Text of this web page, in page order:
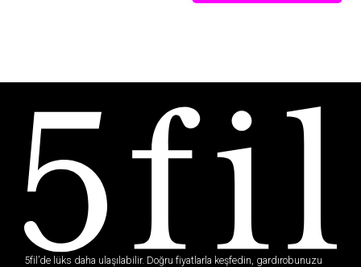
5fil’de lüks daha ulaşılabilir. Doğru fiyatlarla keşfedin, gardırobunuzu